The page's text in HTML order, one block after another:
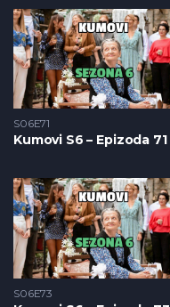
S06E71
Kumovi S6 – Epizoda 71
S06E73